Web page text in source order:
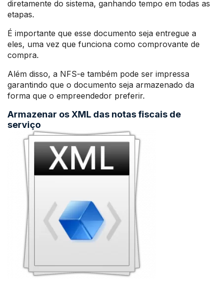
diretamente do sistema, ganhando tempo em todas as
etapas.
É importante que esse documento seja entregue a
eles, uma vez que funciona como comprovante de
compra.
Além disso, a NFS-e também pode ser impressa
garantindo que o documento seja armazenado da
forma que o empreendedor preferir.
Armazenar os XML das notas fiscais de
serviço